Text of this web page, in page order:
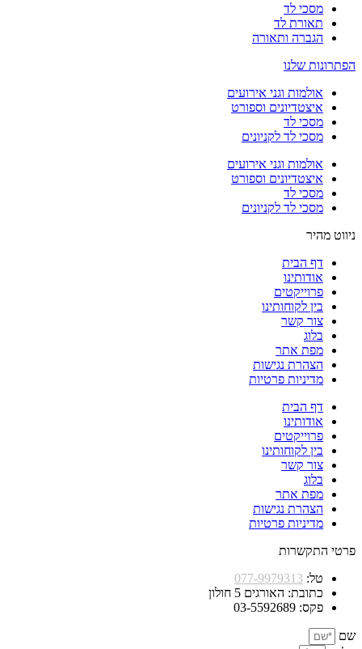
מסכי לד
תאורת לד
הגברה ותאורה
הפתרונות שלנו
אולמות וגני אירועים
איצטדיונים וספורט
מסכי לד
מסכי לד לקניונים
אולמות וגני אירועים
איצטדיונים וספורט
מסכי לד
מסכי לד לקניונים
ניווט מהיר
דף הבית
אודותינו
פרוייקטים
בין לקוחותינו
צור קשר
בלוג
מפת אתר
הצהרת נגישות
מדיניות פרטיות
דף הבית
אודותינו
פרוייקטים
בין לקוחותינו
צור קשר
בלוג
מפת אתר
הצהרת נגישות
מדיניות פרטיות
פרטי התקשרות
טל: 077-9979313
כתובת: האורגים 5 חולון
פקס: 03-5592689
שם